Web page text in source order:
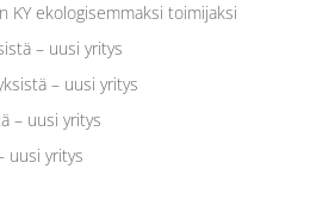
KY ekologisemmaksi toimijaksi
– uusi yritys
– uusi yritys
– uusi yritys
uusi yritys